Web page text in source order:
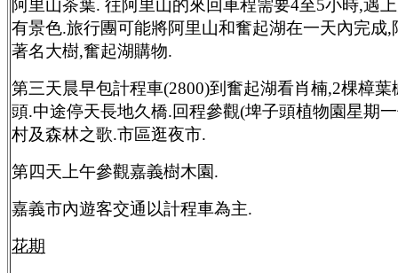
阿里山茶葉. 往阿里山的來回車程需要4至5小時,遇
有景色.旅行團可能將阿里山和奮起湖在一天內完成,
著名大樹,奮起湖購物.
第三天晨早包計程車(2800)到奮起湖看肖楠,2棵樟葉
頭.中途停天長地久橋.回程參觀(埤子頭植物園星期
村及森林之歌.市區逛夜市.
第四天上午參觀嘉義樹木園.
嘉義市內遊客交通以計程車為主.
花期